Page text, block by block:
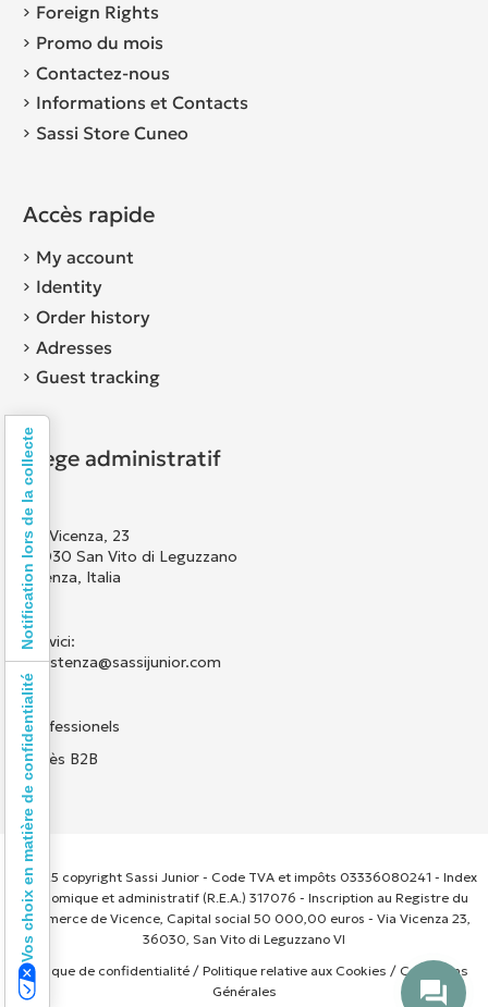
Foreign Rights
Promo du mois
Contactez-nous
Informations et Contacts
Sassi Store Cuneo
Accès rapide
My account
Identity
Order history
Adresses
Guest tracking
Siège administratif
Via Vicenza, 23
36030 San Vito di Leguzzano
Vicenza, Italia
Scrivici:
assistenza@sassijunior.com
Professionels
Accès B2B
© 2025 copyright Sassi Junior - Code TVA et impôts 03336080241 - Index
économique et administratif (R.E.A.) 317076 - Inscription au Registre du
Commerce de Vicence, Capital social 50 000,00 euros - Via Vicenza 23,
36030, San Vito di Leguzzano VI
Politique de confidentialité/ Politique relative aux Cookies / Conditions
Générales
Vos choix en matière de confidentialité
Notification lors de la collecte